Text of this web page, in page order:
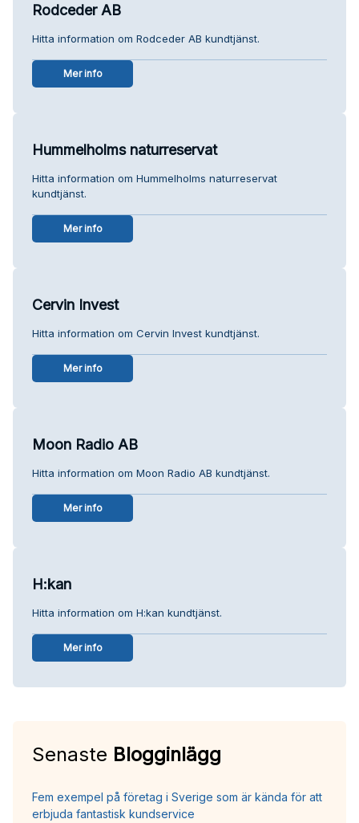
Rodceder AB
Hitta information om Rodceder AB kundtjänst.
Mer info
Hummelholms naturreservat
Hitta information om Hummelholms naturreservat
kundtjänst.
Mer info
Cervin Invest
Hitta information om Cervin Invest kundtjänst.
Mer info
Moon Radio AB
Hitta information om Moon Radio AB kundtjänst.
Mer info
H:kan
Hitta information om H:kan kundtjänst.
Mer info
Senaste Blogginlägg
Fem exempel på företag i Sverige som är kända för att
erbjuda fantastisk kundservice